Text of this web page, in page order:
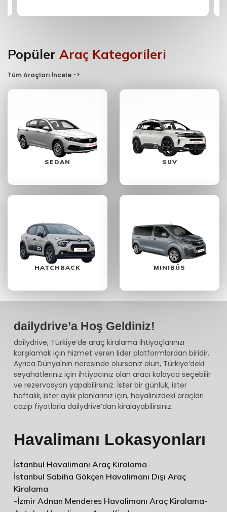
Popüler Araç Kategorileri
Tüm Araçları İncele ->
SEDAN SUV
HATCHBACK MINIBÜS
dailydrive’a Hoş Geldiniz!
dailydrive, Türkiye’de araç kiralama ihtiyaçlarınızı
karşılamak için hizmet veren lider platformlardan biridir.
Ayrıca Dünya'nın neresinde olursanız olun, Türkiye’deki
seyahatleriniz için ihtiyacınız olan aracı kolayca seçebilir
ve rezervasyon yapabilirsiniz. İster bir günlük, ister
haftalık, ister aylık planlarınız için, hayalinizdeki araçları
cazip fiyatlarla dailydrive’dan kiralayabilirsiniz.
Havalimanı Lokasyonları
İstanbul Havalimanı Araç Kiralama-
İstanbul Sabiha Gökçen Havalimanı Dışı Araç
Kiralama
-İzmir Adnan Menderes Havalimanı Araç Kiralama-